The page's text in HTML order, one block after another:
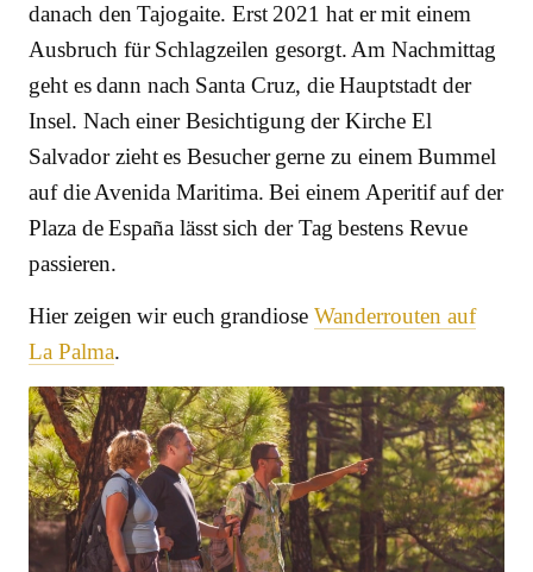
danach den Tajogaite. Erst 2021 hat er mit einem
Ausbruch für Schlagzeilen gesorgt. Am Nachmittag
geht es dann nach Santa Cruz, die Hauptstadt der
Insel. Nach einer Besichtigung der Kirche El
Salvador zieht es Besucher gerne zu einem Bummel
auf die Avenida Maritima. Bei einem Aperitif auf der
Plaza de España lässt sich der Tag bestens Revue
passieren.
Hier zeigen wir euch grandioseWanderrouten auf
La Palma.